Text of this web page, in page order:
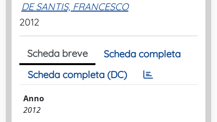
DE SANTIS, FRANCESCO
2012
Scheda breve
Scheda completa
Scheda completa (DC)
Anno
2012